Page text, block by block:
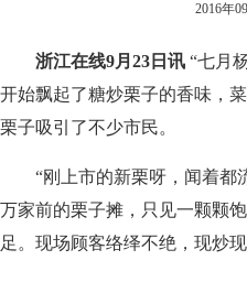
2016年
浙江在线9月23日 讯 “七月
开始飘起了糖炒栗子的香味，
栗子吸引了不少市民。
“刚上市的新栗呀，闻着都流
万家前的栗子摊，只见一颗颗
足。现场顾客络绎不绝，现炒